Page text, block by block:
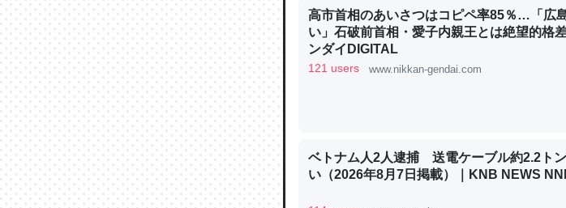
─ニュース :: 【研究発表】昆虫学の大問題＝「昆虫はな
これを元に考えるとカルシウムを大量に使う脊
─ニュース :: 【研究発表】昆虫学の大問題＝「昆虫はな
高市首相のあいさつはコピペ率85％…「広
い」石破前首相・愛子内親王とは絶望的格
ンダイDIGITAL
121 users www.nikkan-gendai.com
ベトナム人2人逮捕 送電ケーブル約2.2ト
い（2026年8月7日掲載）｜KNB NEWS